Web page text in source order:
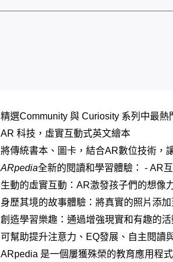
精選Community 與 Curiosity 系列中最熱
AR 科技，虛實互動式英文繪本
將傳統書本、圖卡，結合AR數位技術，
ARpedia全新的閱讀和學習體驗： - AR
生動的虛實互動：​AR激發孩子們的想像
身歷其境的故事體驗：將真實的照片添
創造學習樂趣：通過增強現實和有趣的活
可幫助提升注意力、EQ發展、自主閱讀
ARpedia 是一個屢獲殊榮的教育應用程